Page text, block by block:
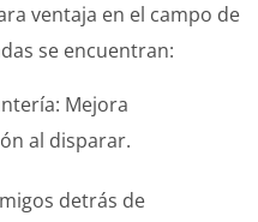
ventaja en el campo de
se encuentran:
Mejora
al disparar.
detrás de